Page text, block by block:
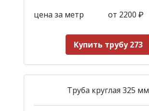
цена за метр от 2200 ₽
Купить трубу 273
Труба круглая 325 мм